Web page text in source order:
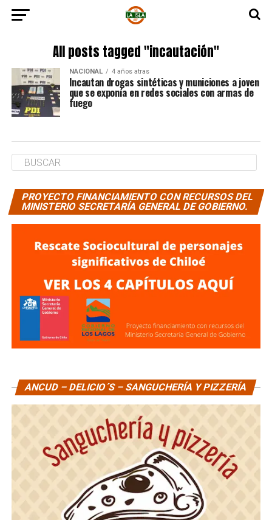
All posts tagged "incautación"
NACIONAL 4 años atras
Incautan drogas sintéticas y municiones a joven
que se exponía en redes sociales con armas de
fuego
PROYECTO FINANCIAMIENTO CON RECURSOS DEL
MINISTERIO SECRETARÍA GENERAL DE GOBIERNO.
ANCUD – DELICIO´S – SANGUCHERÍA Y PIZZERÍA